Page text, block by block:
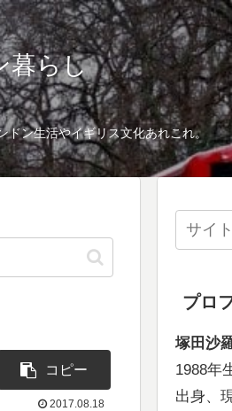
暮らし
ドン生活やイギリス文化あれこれ。
コピー
2017.08.18
プロ
塚田沙
1988年
出身、